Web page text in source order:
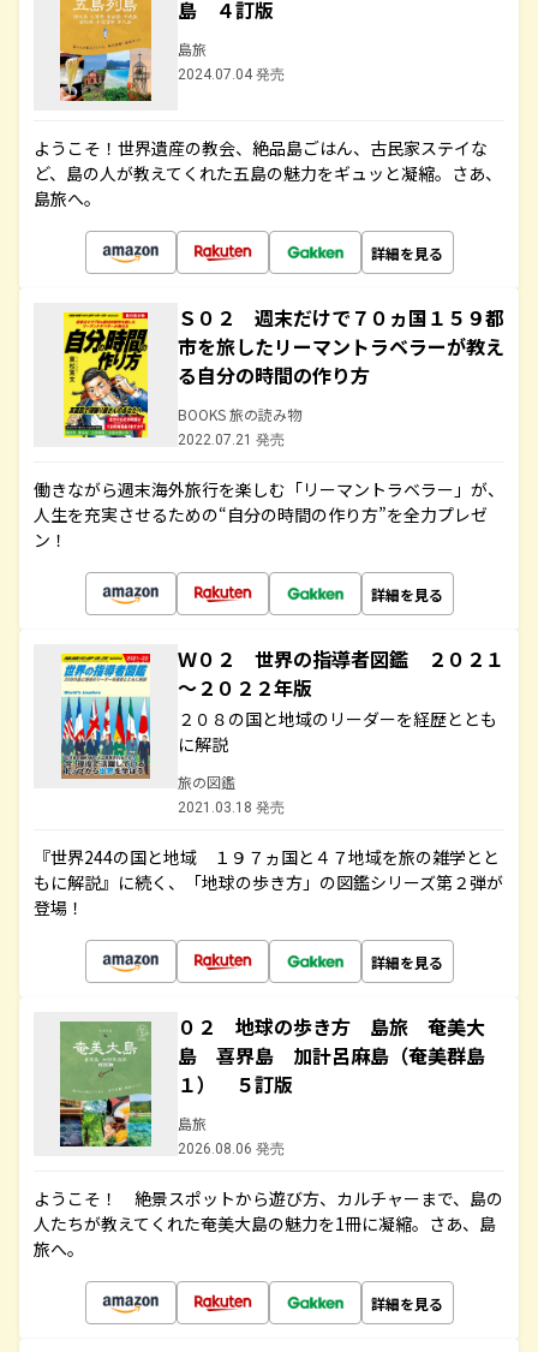
島 ４訂版
島旅
2024.07.04 発売
ようこそ！世界遺産の教会、絶品島ごはん、古民家ステイな
ど、島の人が教えてくれた五島の魅力をギュッと凝縮。さあ、
島旅へ。
詳細を見る
Ｓ０２ 週末だけで７０ヵ国１５９都
市を旅したリーマントラベラーが教え
る自分の時間の作り方
BOOKS 旅の読み物
2022.07.21 発売
働きながら週末海外旅行を楽しむ「リーマントラベラー」が、
人生を充実させるための“自分の時間の作り方”を全力プレゼ
ン！
詳細を見る
Ｗ０２ 世界の指導者図鑑 ２０２１
～２０２２年版
２０８の国と地域のリーダーを経歴ととも
に解説
旅の図鑑
2021.03.18 発売
『世界244の国と地域 １９７ヵ国と４７地域を旅の雑学とと
もに解説』に続く、「地球の歩き方」の図鑑シリーズ第２弾が
登場！
詳細を見る
０２ 地球の歩き方 島旅 奄美大
島 喜界島 加計呂麻島（奄美群島
１） ５訂版
島旅
2026.08.06 発売
ようこそ！ 絶景スポットから遊び方、カルチャーまで、島の
人たちが教えてくれた奄美大島の魅力を1冊に凝縮。さあ、島
旅へ。
詳細を見る